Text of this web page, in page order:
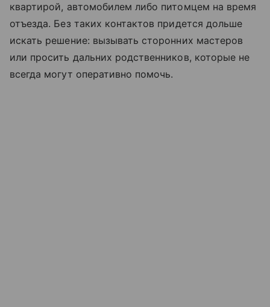
квартирой, автомобилем либо питомцем на время
отъезда. Без таких контактов придется дольше
искать решение: вызывать сторонних мастеров
или просить дальних родственников, которые не
всегда могут оперативно помочь.